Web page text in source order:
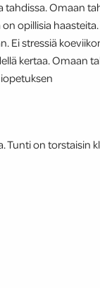
Omaan
opillisia
Ei stressiä
kertaa. Omaan
Tunti on torstaisin